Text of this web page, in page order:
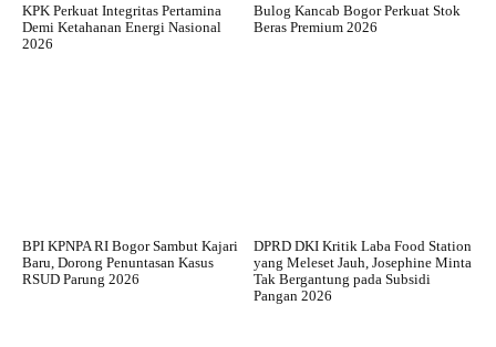
KPK Perkuat Integritas Pertamina
Demi Ketahanan Energi Nasional
2026
Bulog Kancab Bogor Perkuat Stok
Beras Premium 2026
BPI KPNPA RI Bogor Sambut Kajari
Baru, Dorong Penuntasan Kasus
RSUD Parung 2026
DPRD DKI Kritik Laba Food Station
yang Meleset Jauh, Josephine Minta
Tak Bergantung pada Subsidi
Pangan 2026